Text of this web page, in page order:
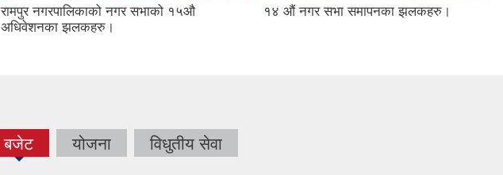
रामपुर नगरपालिकाको नगर सभाको १५औ
अधिवेशनका झलकहरु।
१४ औं नगर सभा समापनका झलकहरु।
बजेट योजना विधुतीय सेवा